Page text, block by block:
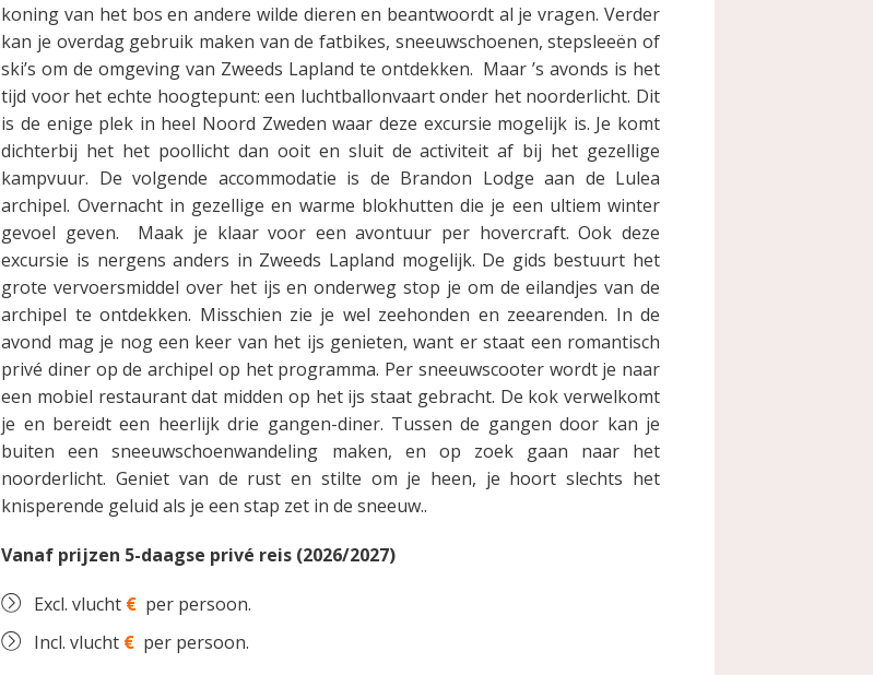
koning van het bos en andere wilde dieren en beantwoordt al je vragen. Verder
kan je overdag gebruik maken van de fatbikes, sneeuwschoenen, stepsleeën of
ski’s om de omgeving van Zweeds Lapland te ontdekken. Maar ’s avonds is het
tijd voor het echte hoogtepunt: een luchtballonvaart onder het noorderlicht. Dit
is de enige plek in heel Noord Zweden waar deze excursie mogelijk is. Je komt
dichterbij het het poollicht dan ooit en sluit de activiteit af bij het gezellige
kampvuur. De volgende accommodatie is de Brandon Lodge aan de Lulea
archipel. Overnacht in gezellige en warme blokhutten die je een ultiem winter
gevoel geven. Maak je klaar voor een avontuur per hovercraft. Ook deze
excursie is nergens anders in Zweeds Lapland mogelijk. De gids bestuurt het
grote vervoersmiddel over het ijs en onderweg stop je om de eilandjes van de
archipel te ontdekken. Misschien zie je wel zeehonden en zeearenden. In de
avond mag je nog een keer van het ijs genieten, want er staat een romantisch
privé diner op de archipel op het programma. Per sneeuwscooter wordt je naar
een mobiel restaurant dat midden op het ijs staat gebracht. De kok verwelkomt
je en bereidt een heerlijk drie gangen-diner. Tussen de gangen door kan je
buiten een sneeuwschoenwandeling maken, en op zoek gaan naar het
noorderlicht. Geniet van de rust en stilte om je heen, je hoort slechts het
knisperende geluid als je een stap zet in de sneeuw..
Vanaf prijzen 5-daagse privé reis (2026/2027)
Excl. vlucht € per persoon.
Incl. vlucht € per persoon.